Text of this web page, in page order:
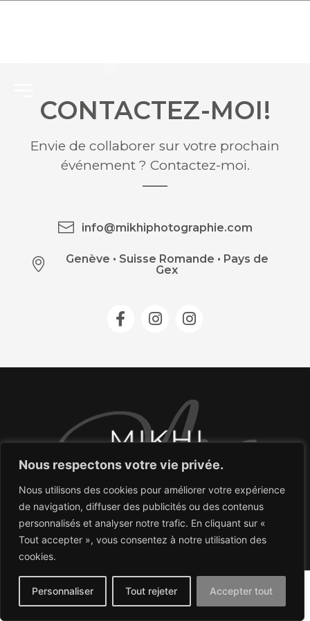
Nous respectons votre vie privée.
Nous utilisons des cookies pour améliorer votre expérience
de navigation, diffuser des publicités ou des contenus
personnalisés et analyser notre trafic. En cliquant sur «
Tout accepter », vous consentez à notre utilisation des
cookies.
Personnaliser Tout rejeter Accepter tout
CONTACTEZ-MOI!
Envie de collaborer sur votre prochain
événement ? Contactez-moi.
info@mikhiphotographie.com
Genève • Suisse Romande • Pays de
Gex
COPYRIGHT 2026 © MIKHI.PHOTOGRAPHIE.
ALL RIGHTS RESERVED.
Politique de confidentialité